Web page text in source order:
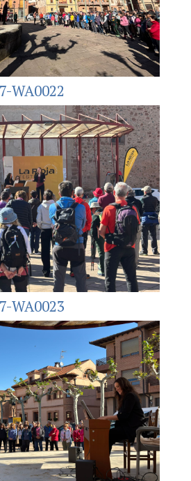
WA0022
WA0023